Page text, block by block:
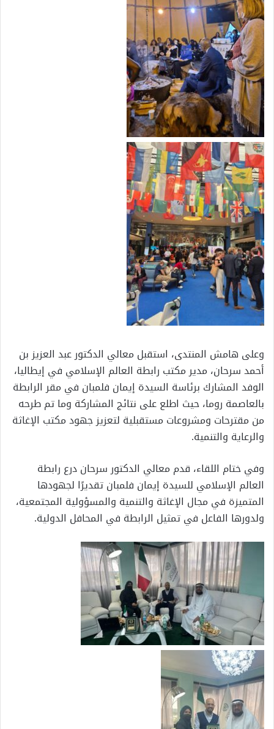
وعلى هامش المنتدى، استقبل معالي الدكتور عبد العزيز بن
أحمد سرحان، مدير مكتب رابطة العالم الإسلامي في إيطاليا،
الوفد المشارك برئاسة السيدة إيمان فلمبان في مقر الرابطة
بالعاصمة روما، حيث اطلع على نتائج المشاركة وما تم طرحه
من مقترحات ومشروعات مستقبلية لتعزيز جهود مكتب الإغاثة
والرعاية والتنمية.
وفي ختام اللقاء، قدم معالي الدكتور سرحان درع رابطة
العالم الإسلامي للسيدة إيمان فلمبان تقديرًا لجهودها
المتميزة في مجال الإغاثة والتنمية والمسؤولية المجتمعية،
ولدورها الفاعل في تمثيل الرابطة في المحافل الدولية.